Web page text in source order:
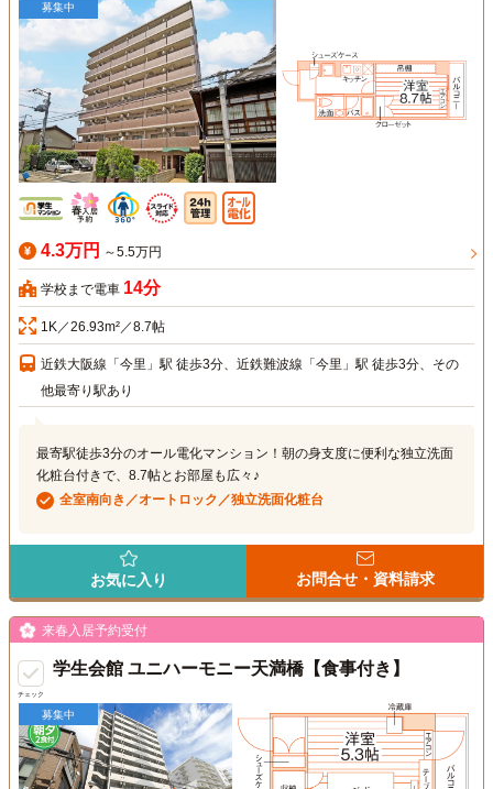
募集中
4.3万円 ～5.5万円
学校まで電車 14分
1K／26.93m²／8.7帖
近鉄大阪線「今里」駅 徒歩3分、近鉄難波線「今里」駅 徒歩3分、その
他最寄り駅あり
最寄駅徒歩3分のオール電化マンション！朝の身支度に便利な独立洗面
化粧台付きで、8.7帖とお部屋も広々♪
全室南向き／オートロック／独立洗面化粧台
お気に入り お問合せ・資料請求
チェック
来春入居予約受付
学生会館 ユニハーモニー天満橋【食事付き】
募集中